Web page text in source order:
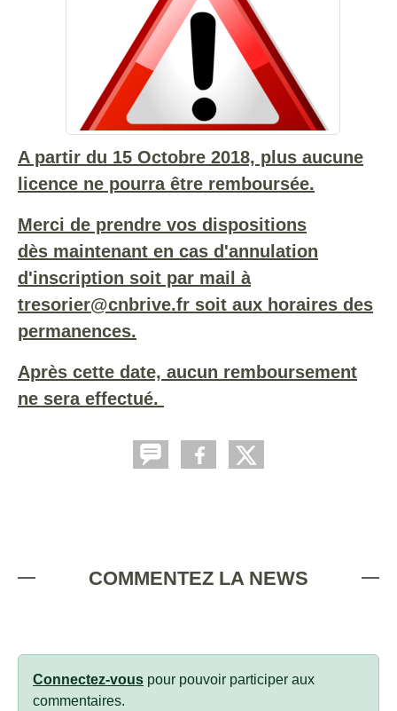
A partir du 15 Octobre 2018, plus aucune
licence ne pourra être remboursée.
Merci de prendre vos dispositions
dès maintenant en cas d'annulation
d'inscription soit par mail à
tresorier@cnbrive.fr soit aux horaires des
permanences.
Après cette date, aucun remboursement
ne sera effectué.
COMMENTEZ LA NEWS
Connectez-vous pour pouvoir participer aux
commentaires.